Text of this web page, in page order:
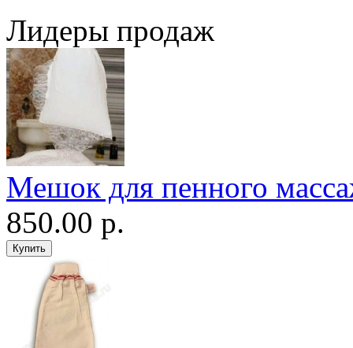
Лидеры продаж
Мешок для пенного
850.00 р.